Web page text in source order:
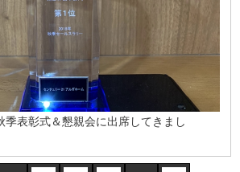
季表彰式＆懇親会に出席してきまし